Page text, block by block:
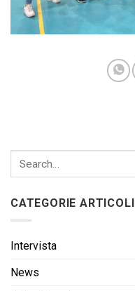
CATEGORIE ARTICOLI
Intervista
News